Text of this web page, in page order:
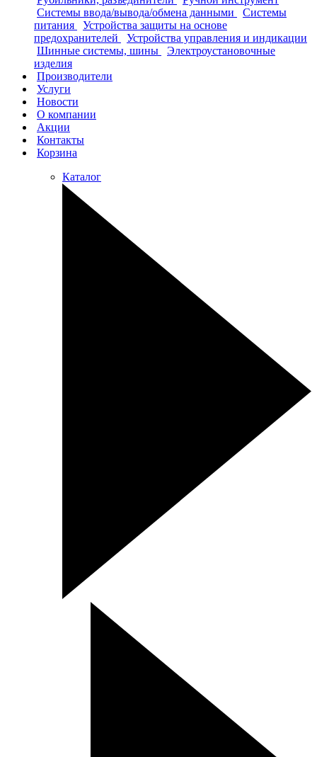
Системы ввода/вывода/обмена данными
Системы
питания
Устройства защиты на основе
предохранителей
Устройства управления и индикации
Шинные системы, шины
Электроустановочные
изделия
Производители
Услуги
Новости
О компании
Акции
Контакты
Корзина
Каталог